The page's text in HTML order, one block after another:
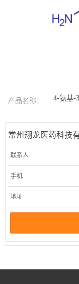
产品名称： 4-氨基-
常州翔龙医药科技
联系人
手机
地址